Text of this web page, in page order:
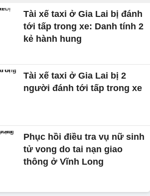
Tài xế taxi ở Gia Lai bị đánh
tới tấp trong xe: Danh tính 2
kẻ hành hung
Tài xế taxi ở Gia Lai bị 2
người đánh tới tấp trong xe
Phục hồi điều tra vụ nữ sinh
tử vong do tai nạn giao
thông ở Vĩnh Long